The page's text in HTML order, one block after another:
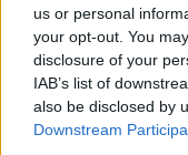
us or personal
your opt-out. You
disclosure of your
IAB’s list of
also be disclosed by
Downstream
Ελίζαμπεθ
σύζυγό της και
την ευχή για τον